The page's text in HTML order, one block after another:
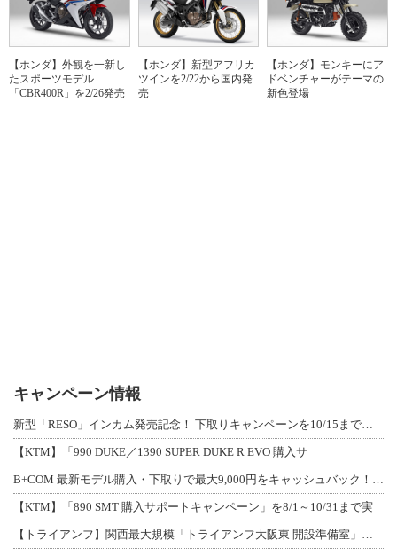
【ホンダ】外観を一新し
たスポーツモデル
「CBR400R」を2/26発売
【ホンダ】新型アフリカ
ツインを2/22から国内発
売
【ホンダ】モンキーにア
ドベンチャーがテーマの
新色登場
キャンペーン情報
新型「RESO」インカム発売記念！ 下取りキャンペーンを10/15まで延長して開
【KTM】「990 DUKE／1390 SUPER DUKE R EVO 購入サ
B+COM 最新モデル購入・下取りで最大9,000円をキャッシュバック！「B+F
【KTM】「890 SMT 購入サポートキャンペーン」を8/1～10/31まで実
【トライアンフ】関西最大規模「トライアンフ大阪東 開設準備室」がオープン！ 限定